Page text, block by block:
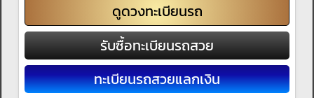
ดูดวงทะเบียนรถ
รับซื้อทะเบียนรถสวย
ทะเบียนรถสวยแลกเงิน